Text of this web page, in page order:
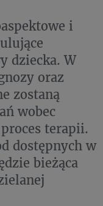
i
dziecka. W
oraz
zostaną
wobec
terapii.
dostępnych w
bieżąca